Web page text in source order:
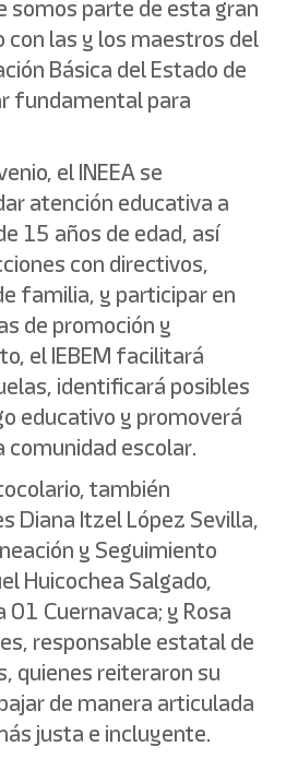
somos parte de esta gran
con las y los maestros del
Básica del Estado de
fundamental para
el INEEA se
atención educativa a
15 años de edad, así
con directivos,
familia, y participar en
de promoción y
el IEBEM facilitará
identificará posibles
educativo y promoverá
comunidad escolar.
también
Diana Itzel López Sevilla,
y Seguimiento
Huicochea Salgado,
01 Cuernavaca; y Rosa
responsable estatal de
quienes reiteraron su
de manera articulada
justa e incluyente.